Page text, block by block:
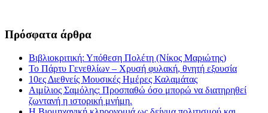
Πρόσφατα άρθρα
Βιβλιοκριτική: Υπόθεση Πολέτη (Νίκος Μαριώτης)
Το Πάρτυ Γενεθλίων – Χρυσή φυλακή, θνητή εξουσία
10ες Διεθνείς Μουσικές Ημέρες Καλαμάτας
Αιμίλιος Σαμόλης: Προσπαθώ όσο μπορώ να διατηρηθεί
ζωντανή η ιστορική μνήμη.